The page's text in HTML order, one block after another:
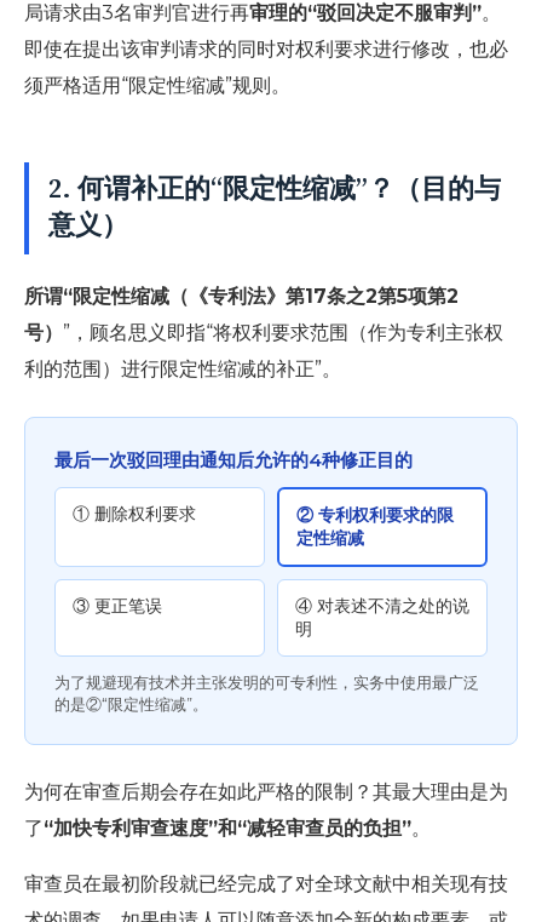
局请求由3名审判官进行再审理的“驳回决定不服审判”。
即使在提出该审判请求的同时对权利要求进行修改，也必
须严格适用“限定性缩减”规则。
2. 何谓补正的“限定性缩减”？（目的与
意义）
所谓“限定性缩减（《专利法》第17条之2第5项第2
号） ”，顾名思义即指“将权利要求范围（作为专利主张权
利的范围）进行限定性缩减的补正”。
最后一次驳回理由通知后允许的4种修正目的
① 删除权利要求
② 专利权利要求的限
定性缩减
③ 更正笔误
④ 对表述不清之处的说
明
为了规避现有技术并主张发明的可专利性，实务中使用最广泛
的是②“限定性缩减”。
为何在审查后期会存在如此严格的限制？其最大理由是为
了“加快专利审查速度”和“减轻审查员的负担”。
审查员在最初阶段就已经完成了对全球文献中相关现有技